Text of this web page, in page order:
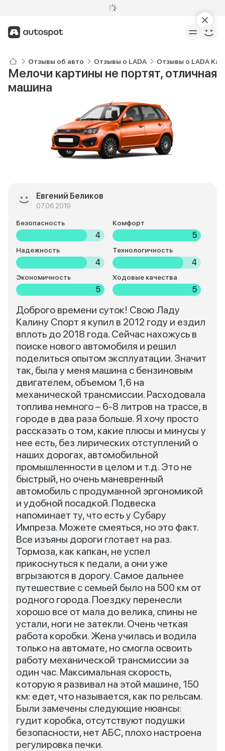
Отзывы об авто Отзывы о LADA Отзывы о LADA
Мелочи картины не портят, отличная
машина
Евгений Беликов
07.06.2019
Безопасность
4
Комфорт
5
Надежность
4
Технологичность
4
Экономичность
5
Ходовые качества
5
Доброго времени суток! Свою Ладу
Калину Спорт я купил в 2012 году и ездил
вплоть до 2018 года. Сейчас нахожусь в
поиске нового автомобиля и решил
поделиться опытом эксплуатации. Значит
так, была у меня машина с бензиновым
двигателем, объемом 1,6 на
механической трансмиссии. Расходовала
топлива немного – 6-8 литров на трассе, в
городе в два раза больше. Я хочу просто
рассказать о том, какие плюсы и минусы у
нее есть, без лирических отступлений о
наших дорогах, автомобильной
промышленности в целом и т.д. Это не
быстрый, но очень маневренный
автомобиль с продуманной эргономикой
и удобной посадкой. Подвеска
напоминает ту, что есть у Субару
Импреза. Можете смеяться, но это факт.
Все изъяны дороги глотает на раз.
Тормоза, как капкан, не успел
прикоснуться к педали, а они уже
вгрызаются в дорогу. Самое дальнее
путешествие с семьей было на 500 км от
родного города. Поездку перенесли
хорошо все от мала до велика, спины не
устали, ноги не затекли. Очень четкая
работа коробки. Жена училась и водила
только на автомате, но смогла освоить
работу механической трансмиссии за
один час. Максимальная скорость,
которую я развивал на этой машине, 150
км: едет, что называется, как по рельсам.
Были замечены следующие нюансы:
гудит коробка, отсутствуют подушки
безопасности, нет АБС, плохо настроена
регулировка печки.